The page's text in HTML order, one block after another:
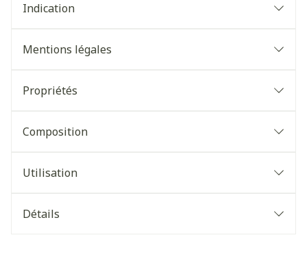
Indication
Mentions légales
Propriétés
Composition
Utilisation
Détails